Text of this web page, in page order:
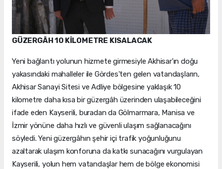
GÜZERGÂH 10 KİLOMETRE KISALACAK
Yeni bağlantı yolunun hizmete girmesiyle Akhisar'ın doğu
yakasındaki mahalleler ile Gördes'ten gelen vatandaşların,
Akhisar Sanayi Sitesi ve Adliye bölgesine yaklaşık 10
kilometre daha kısa bir güzergâh üzerinden ulaşabileceğini
ifade eden Kayserili, buradan da Gölmarmara, Manisa ve
İzmir yönüne daha hızlı ve güvenli ulaşım sağlanacağını
söyledi. Yeni güzergâhın şehir içi trafik yoğunluğunu
azaltarak ulaşım konforuna da katkı sunacağını vurgulayan
Kayserili, yolun hem vatandaşlar hem de bölge ekonomisi